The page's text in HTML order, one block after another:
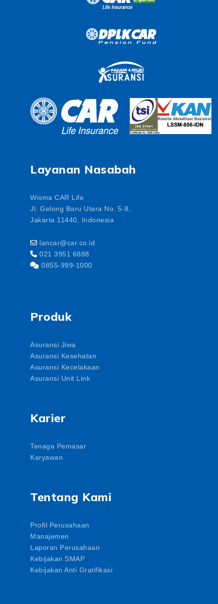
Layanan Nasabah
Wisma CAR Life
Jl. Gelong Baru Utara No. 5-8,
Jakarta 11440, Indonesia
lancar@car.co.id
021 3951 6888
0855-999-1000
Produk
Asuransi Jiwa
Asuransi Kesehatan
Asuransi Kecelakaan
Asuransi Unit Link
Karier
Tenaga Pemasar
Karyawan
Tentang Kami
Profil Perusahaan
Manajemen
Laporan Perusahaan
Kebijakan SMAP
Kebijakan Anti Gratifikasi